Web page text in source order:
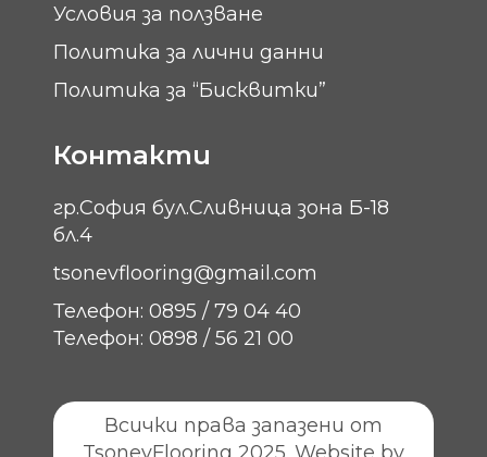
Условия за ползване
Политика за лични данни
Политика за “Бисквитки”
Контакти
гр.София бул.Сливница зона Б-18
бл.4
tsonevflooring@gmail.com
Телефон: 0895 / 79 04 40
Телефон: 0898 / 56 21 00
Всички права запазени от